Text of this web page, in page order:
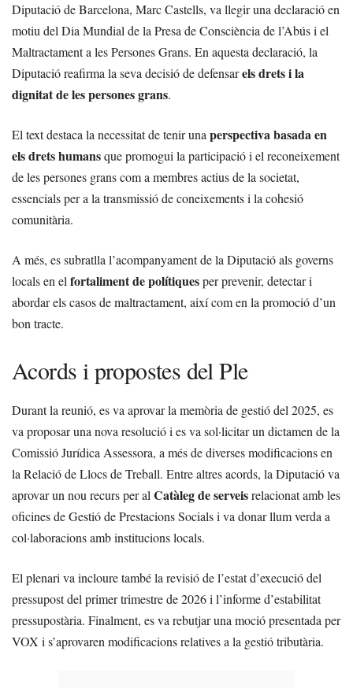
Diputació de Barcelona, Marc Castells, va llegir una declaració en
motiu del Dia Mundial de la Presa de Consciència de l’Abús i el
Maltractament a les Persones Grans. En aquesta declaració, la
Diputació reafirma la seva decisió de defensarels drets i la
dignitat de les persones grans.
El text destaca la necessitat de tenir una perspectiva basada en
els drets humansque promogui la participació i el reconeixement
de les persones grans com a membres actius de la societat,
essencials per a la transmissió de coneixements i la cohesió
comunitària.
A més, es subratlla l’acompanyament de la Diputació als governs
locals en el fortaliment de polítiquesper prevenir, detectar i
abordar els casos de maltractament, així com en la promoció d’un
bon tracte.
Acords i propostes del Ple
Durant la reunió, es va aprovar la memòria de gestió del 2025, es
va proposar una nova resolució i es va sol·licitar un dictamen de la
Comissió Jurídica Assessora, a més de diverses modificacions en
la Relació de Llocs de Treball. Entre altres acords, la Diputació va
aprovar un nou recurs per al Catàleg de serveisrelacionat amb les
oficines de Gestió de Prestacions Socials i va donar llum verda a
col·laboracions amb institucions locals.
El plenari va incloure també la revisió de l’estat d’execució del
pressupost del primer trimestre de 2026 i l’informe d’estabilitat
pressupostària. Finalment, es va rebutjar una moció presentada per
VOX i s’aprovaren modificacions relatives a la gestió tributària.